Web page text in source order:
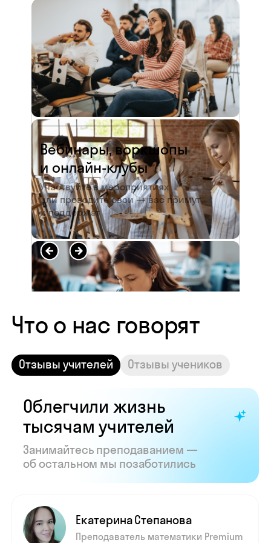
Вебинары, воркшопы
и онлайн-клубы
Участвуйте в мероприятиях
или проводите свои — вас примут
и поддержат
педагогический университет, пошла
преподавать в школу. Проработав в ней
5 лет, я поняла, что нужно двигать...
Читать полностью →
Показать все отзывы
Часто задаваемые
вопросы